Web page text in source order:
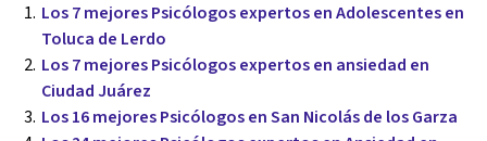
Los 7 mejores Psicólogos expertos en Adolescentes en
Toluca de Lerdo
Los 7 mejores Psicólogos expertos en ansiedad en
Ciudad Juárez
Los 16 mejores Psicólogos en San Nicolás de los Garza